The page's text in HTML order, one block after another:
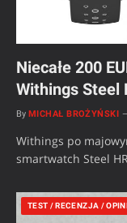
Niecałe 200
Withings Steel
By MICHAŁ BROŻYŃSKI
Withings po
smartwatch Steel
TEST / RECENZJA /